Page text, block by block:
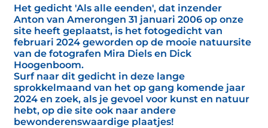
Het gedicht 'Als alle eenden', dat inzender
Anton van Amerongen 31 januari 2006 op onze
site heeft geplaatst, is het fotogedicht van
februari 2024 geworden op de mooie natuursite
van de fotografen Mira Diels en Dick
Hoogenboom.
Surf naar dit gedicht in deze lange
sprokkelmaand van het op gang komende jaar
2024 en zoek, als je gevoel voor kunst en natuur
hebt, op die site ook naar andere
bewonderenswaardige plaatjes!